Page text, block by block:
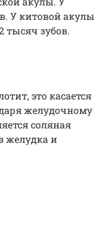
У китовой акулы
тысяч зубов.
это касается
желудочному
соляная
желудка и